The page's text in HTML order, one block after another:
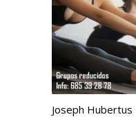
Joseph Hubertus